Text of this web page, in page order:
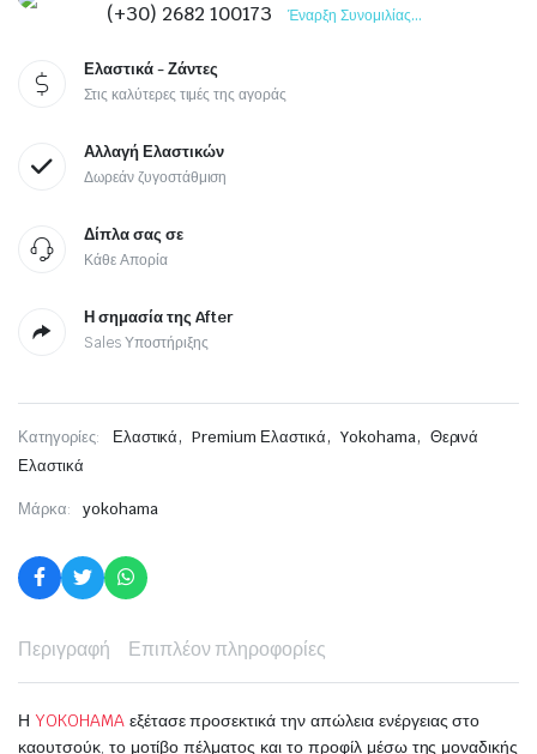
(+30) 2682 100173 Έναρξη Συνομιλίας...
Ελαστικά - Ζάντες
Στις καλύτερες τιμές της αγοράς
Αλλαγή Ελαστικών
Δωρεάν ζυγοστάθμιση
Δίπλα σας σε
Κάθε Απορία
Η σημασία της After
Sales Υποστήριξης
Κατηγορίες: Ελαστικά, Premium Ελαστικά, Yokohama, Θερινά
Ελαστικά
Μάρκα: yokohama
Περιγραφή Επιπλέον πληροφορίες
Η YOKOHAMAεξέτασε προσεκτικά την απώλεια ενέργειας στο
καουτσούκ, το μοτίβο πέλματος και το προφίλ μέσω της μοναδικής